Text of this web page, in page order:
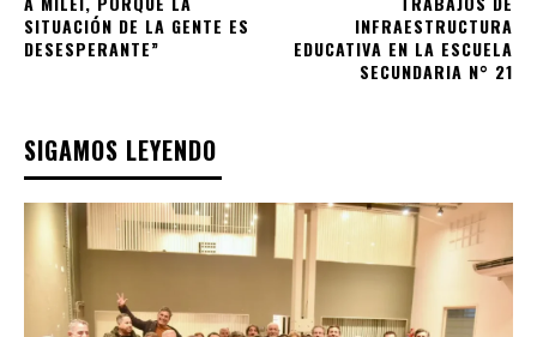
SITUACIÓN DE LA GENTE ES
DESESPERANTE”
INFRAESTRUCTURA
EDUCATIVA EN LA ESCUELA
SECUNDARIA N° 21
SIGAMOS LEYENDO